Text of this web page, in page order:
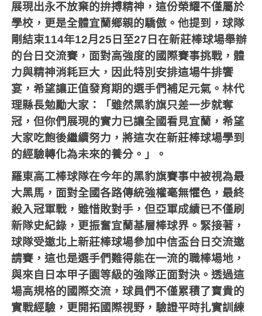
展現出永不放棄的拚搏精神，這份榮耀不僅屬於
學校，更是全體宜蘭鄉親的驕傲。他提到，球隊
剛結束114年12月25 日至27 日在新莊棒球場舉辦
的台日交流賽，面對高強度的國際賽事挑戰，體
力與精神消耗巨大，因此特別安排這場牛排饗
宴，希望讓正值發育期的選手們補足元氣。林代
理縣長勉勵大家：「雖然黑豹旗只差一步就奪
冠，但你們展現的實力已讓全國看見宜蘭，希望
大家吃飽後繼續努力，將這次在新莊棒球場學到
的經驗轉化為未來的養分。」。
羅東高工棒球隊在今年的黑豹旗賽事中被視為最
大黑馬，面對全國各路傳統強權毫無懼色，最終
殺入冠軍戰，雖惜敗對手，但亞軍成績已不僅刷
新隊史紀錄，更振奮宜蘭基層棒球界。緊接著，
球隊受邀北上新莊棒球場參加中信盃台日交流邀
請賽，這也是選手們難得能在一流的職棒場地，
與來自日本甲子園等級的強隊正面對決。透過這
場高規格的國際交流，球員們不僅累積了寶貴的
實戰經驗，更開拓國際視野，驗證平時扎實訓練